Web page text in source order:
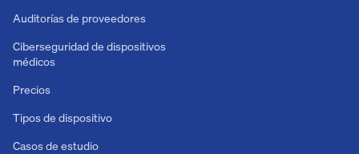
Auditorías de proveedores
Ciberseguridad de dispositivos
médicos
Precios
Tipos de dispositivo
Casos de estudio